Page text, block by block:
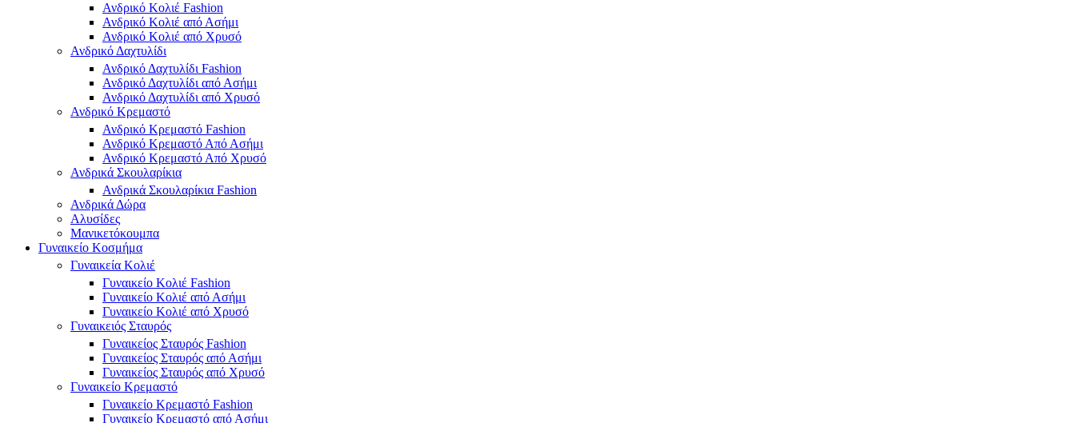
Ανδρικό Κολιέ Fashion
Ανδρικό Κολιέ από Ασήμι
Ανδρικό Κολιέ από Χρυσό
Ανδρικό Δαχτυλίδι
Ανδρικό Δαχτυλίδι Fashion
Ανδρικό Δαχτυλίδι από Ασήμι
Ανδρικό Δαχτυλίδι από Χρυσό
Ανδρικό Κρεμαστό
Ανδρικό Κρεμαστό Fashion
Ανδρικό Κρεμαστό Από Ασήμι
Ανδρικό Κρεμαστό Από Χρυσό
Ανδρικά Σκουλαρίκια
Ανδρικά Σκουλαρίκια Fashion
Ανδρικά Δώρα
Αλυσίδες
Μανικετόκουμπα
Γυναικείο Κοσμήμα
Γυναικεία Κολιέ
Γυναικείο Κολιέ Fashion
Γυναικείο Κολιέ από Ασήμι
Γυναικείο Κολιέ από Χρυσό
Γυναικειός Σταυρός
Γυναικείος Σταυρός Fashion
Γυναικείος Σταυρός από Ασήμι
Γυναικείος Σταυρός από Χρυσό
Γυναικείο Κρεμαστό
Γυναικείο Κρεμαστό Fashion
Γυναικείο Κρεμαστό από Ασήμι